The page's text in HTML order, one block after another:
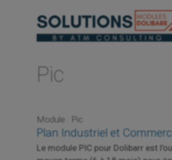
Pic
Module : Pic
Plan Industriel et
Le module PIC pour Dolibarr est